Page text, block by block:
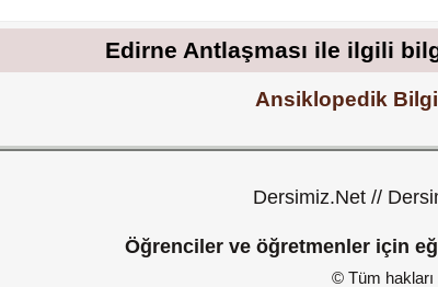
Edirne Antlaşması ile ilgili
Ansiklopedik
Dersimiz.Net //
Öğrenciler ve öğretmenler için
© Tüm hakları